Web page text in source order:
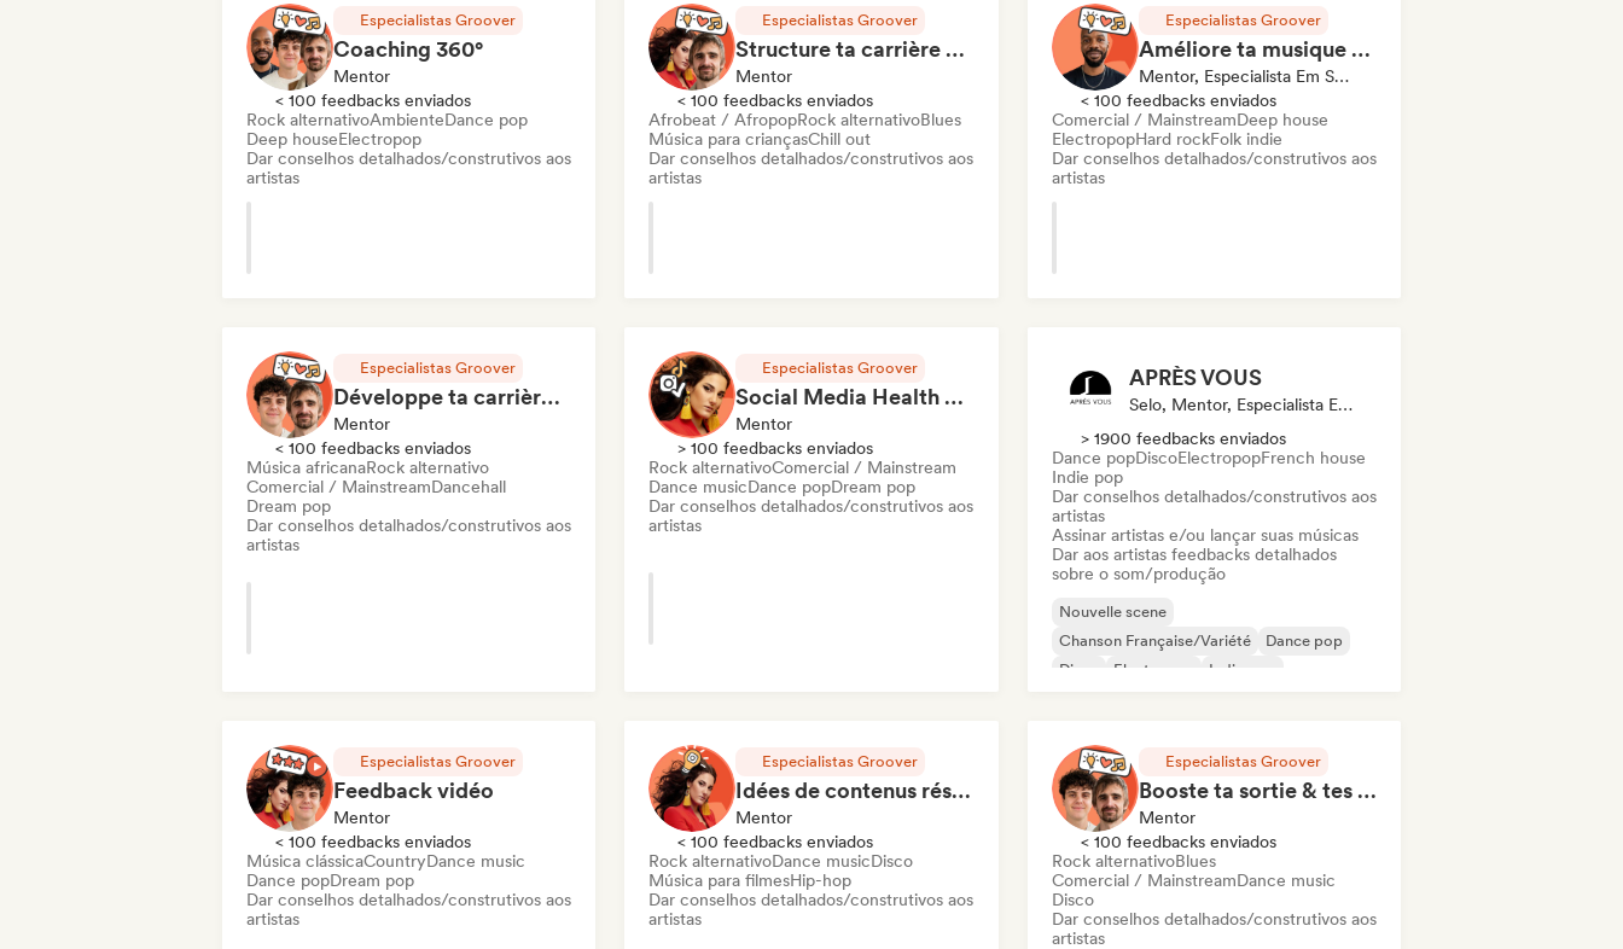
Chanson Française/Variété
Afrobeat / Afropop
Rock alternativo
Música cristã
Pop rock
Rap francês
Cantor-compositor
Especialistas Groover
Coaching 360°
Mentor
< 100 feedbacks enviados
Rock alternativoAmbienteDance pop
Deep houseElectropop
Dar conselhos detalhados/construtivos aos
artistas
Especialistas Groover
Structure ta carrière en 1h de Coaching
Mentor
< 100 feedbacks enviados
Afrobeat / AfropopRock alternativoBlues
Música para criançasChill out
Dar conselhos detalhados/construtivos aos
artistas
Especialistas Groover
Améliore ta musique en 1h de Coaching
Mentor, Especialista Em Som
< 100 feedbacks enviados
Comercial / MainstreamDeep house
ElectropopHard rockFolk indie
Dar conselhos detalhados/construtivos aos
artistas
Especialistas Groover
Développe ta carrière en 1h de Coaching
Mentor
< 100 feedbacks enviados
Música africanaRock alternativo
Comercial / MainstreamDancehall
Dream pop
Dar conselhos detalhados/construtivos aos
artistas
Especialistas Groover
Social Media Health Check
Mentor
> 100 feedbacks enviados
Rock alternativoComercial / Mainstream
Dance musicDance popDream pop
Dar conselhos detalhados/construtivos aos
artistas
APRÈS VOUS
Selo, Mentor, Especialista Em Som
> 1900 feedbacks enviados
Dance popDiscoElectropopFrench house
Indie pop
Dar conselhos detalhados/construtivos aos
artistas
Assinar artistas e/ou lançar suas músicas
Dar aos artistas feedbacks detalhados
sobre o som/produção
Nouvelle scene
Chanson Française/Variété
Dance pop
Disco
Electropop
Indie pop
Especialistas Groover
Feedback vidéo
Mentor
< 100 feedbacks enviados
Música clássicaCountryDance music
Dance popDream pop
Dar conselhos detalhados/construtivos aos
artistas
Especialistas Groover
Idées de contenus réseaux sociaux
Mentor
< 100 feedbacks enviados
Rock alternativoDance musicDisco
Música para filmesHip-hop
Dar conselhos detalhados/construtivos aos
artistas
Especialistas Groover
Booste ta sortie & tes streams en 1h de Coaching
Mentor
< 100 feedbacks enviados
Rock alternativoBlues
Comercial / MainstreamDance music
Disco
Dar conselhos detalhados/construtivos aos
artistas